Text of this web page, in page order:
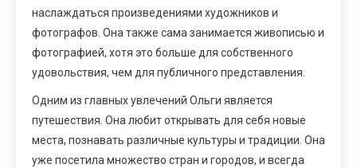
наслаждаться произведениями художников и
фотографов. Она также сама занимается живописью и
фотографией, хотя это больше для собственного
удовольствия, чем для публичного представления.
Одним из главных увлечений Ольги является
путешествия. Она любит открывать для себя новые
места, познавать различные культуры и традиции. Она
уже посетила множество стран и городов, и всегда